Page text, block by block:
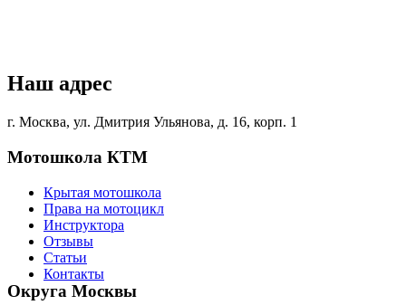
Наш адрес
г. Москва, ул. Дмитрия Ульянова, д. 16, корп. 1
Мотошкола КТМ
Крытая мотошкола
Права на мотоцикл
Инструктора
Отзывы
Статьи
Контакты
Округа Москвы